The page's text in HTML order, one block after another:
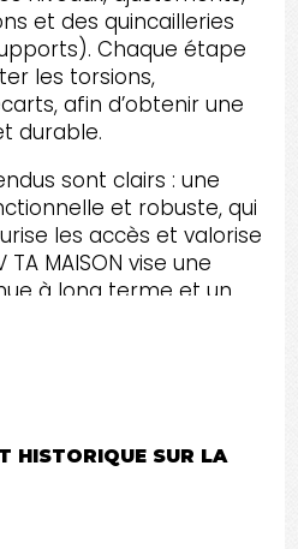
et des quincailleries
Chaque étape
les torsions,
afin d’obtenir une
durable.
sont clairs : une
et robuste, qui
les accès et valorise
MAISON vise une
à long terme et un
HISTORIQUE SUR LA